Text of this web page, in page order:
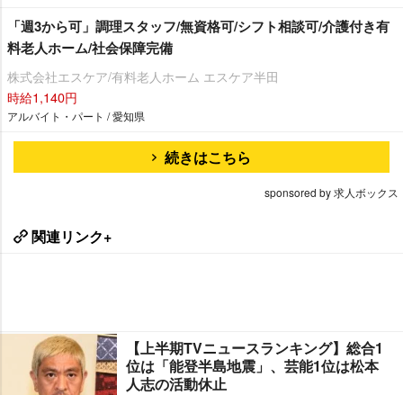
「週3から可」調理スタッフ/無資格可/シフト相談可/介護付き有
料老人ホーム/社会保障完備
株式会社エスケア/有料老人ホーム エスケア半田
時給1,140円
アルバイト・パート / 愛知県
続きはこちら
sponsored by 求人ボックス
関連リンク+
【上半期TVニュースランキング】総合1
位は「能登半島地震」、芸能1位は松本
人志の活動休止